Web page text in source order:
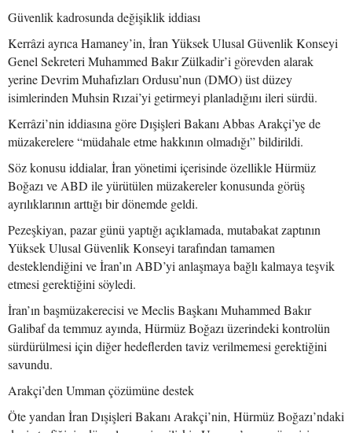
Güvenlik kadrosunda değişiklik iddiası
Kerrâzi ayrıca Hamaney’in, İran Yüksek Ulusal Güvenlik Konseyi
Genel Sekreteri Muhammed Bakır Zülkadir’i görevden alarak
yerine Devrim Muhafızları Ordusu’nun (DMO) üst düzey
isimlerinden Muhsin Rızai’yi getirmeyi planladığını ileri sürdü.
Kerrâzi’nin iddiasına göre Dışişleri Bakanı Abbas Arakçi’ye de
müzakerelere “müdahale etme hakkının olmadığı” bildirildi.
Söz konusu iddialar, İran yönetimi içerisinde özellikle Hürmüz
Boğazı ve ABD ile yürütülen müzakereler konusunda görüş
ayrılıklarının arttığı bir dönemde geldi.
Pezeşkiyan, pazar günü yaptığı açıklamada, mutabakat zaptının
Yüksek Ulusal Güvenlik Konseyi tarafından tamamen
desteklendiğini ve İran’ın ABD’yi anlaşmaya bağlı kalmaya teşvik
etmesi gerektiğini söyledi.
İran’ın başmüzakerecisi ve Meclis Başkanı Muhammed Bakır
Galibaf da temmuz ayında, Hürmüz Boğazı üzerindeki kontrolün
sürdürülmesi için diğer hedeflerden taviz verilmemesi gerektiğini
savundu.
Arakçi’den Umman çözümüne destek
Öte yandan İran Dışişleri Bakanı Arakçi’nin, Hürmüz Boğazı’ndaki